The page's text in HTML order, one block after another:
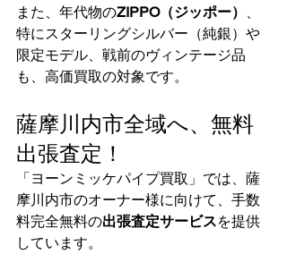
また、年代物のZIPPO（ジッポー）
特にスターリングシルバー（純銀）や
限定モデル、戦前のヴィンテージ品
も、高価買取の対象です。
薩摩川内市全域へ、無料
出張査定！
「ヨーンミッケパイプ買取」では、薩
摩川内市のオーナー様に向けて、手数
料完全無料の出張査定サービスを提供
しています。